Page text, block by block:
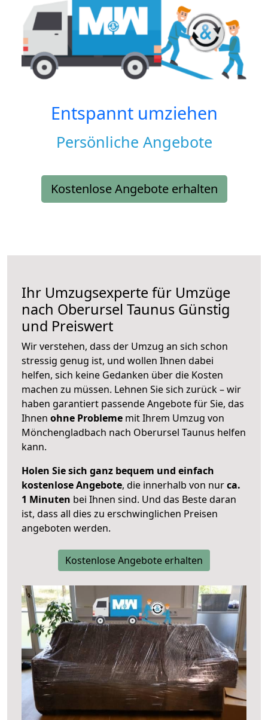
Entspannt umziehen
Persönliche Angebote
Kostenlose Angebote erhalten
Ihr Umzugsexperte für Umzüge
nach Oberursel Taunus Günstig
und Preiswert
Wir verstehen, dass der Umzug an sich schon
stressig genug ist, und wollen Ihnen dabei
helfen, sich keine Gedanken über die Kosten
machen zu müssen. Lehnen Sie sich zurück – wir
haben garantiert passende Angebote für Sie, das
Ihnen ohne Probleme mit Ihrem Umzug von
Mönchengladbach nach Oberursel Taunus helfen
kann.
Holen Sie sich ganz bequem und einfach
kostenlose Angebote, die innerhalb von nurca.
1 Minuten bei Ihnen sind. Und das Beste daran
ist, dass all dies zu erschwinglichen Preisen
angeboten werden.
Kostenlose Angebote erhalten